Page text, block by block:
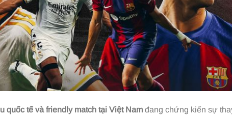
quốc tế và friendly match tại Việt Nam đang chứng kiến sự